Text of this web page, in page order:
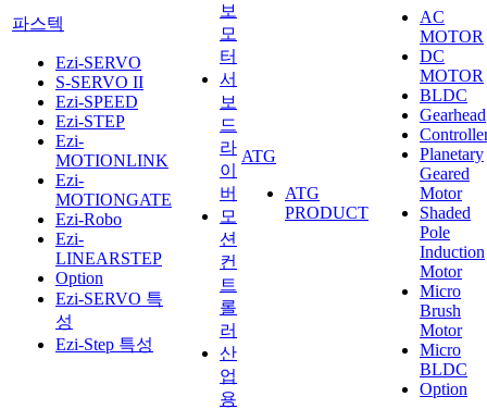
파스텍
Ezi-SERVO
S-SERVO II
Ezi-SPEED
Ezi-STEP
Ezi-
MOTIONLINK
Ezi-
MOTIONGATE
Ezi-Robo
Ezi-
LINEARSTEP
Option
Ezi-SERVO 특
성
Ezi-Step 특성
보
모
터
서
보
드
라
이
버
모
션
컨
트
롤
러
산
업
용
ATG
ATG
PRODUCT
AC
MOTOR
DC
MOTOR
BLDC
Gearhead
Planetary
Geared
Motor
Shaded
Pole
Induction
Motor
Micro
Brush
Motor
Micro
BLDC
Option